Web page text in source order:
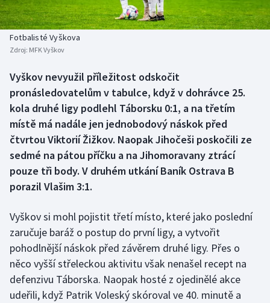
Basketbal
Biatlon
Box
Curling
Dostihy
Florbal
Futsal
Golf
Gymnastika
Házená
Historické návraty
Aplikace ČT sport
Fotbalisté Vyškova
Zdroj: MFK Vyškov
Vyškov nevyužil příležitost odskočit
pronásledovatelům v tabulce, když v dohrávce 25.
kola druhé ligy podlehl Táborsku 0:1, a na třetím
místě má nadále jen jednobodový náskok před
čtvrtou Viktorií Žižkov. Naopak Jihočeši poskočili ze
sedmé na pátou příčku a na Jihomoravany ztrácí
pouze tři body. V druhém utkání Baník Ostrava B
porazil Vlašim 3:1.
Vyškov si mohl pojistit třetí místo, které jako poslední
zaručuje baráž o postup do první ligy, a vytvořit
pohodlnější náskok před závěrem druhé ligy. Přes o
něco vyšší střeleckou aktivitu však nenašel recept na
defenzivu Táborska. Naopak hosté z ojedinělé akce
udeřili, když Patrik Voleský skóroval ve 40. minutě a